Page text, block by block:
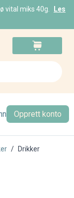
vital miks 40g.
Les
Opprett konto
/ Drikker